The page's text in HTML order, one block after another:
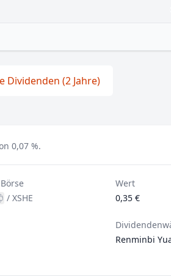
Dividenden (2 Jahre)
0,07 %.
/XSHE
Wert
0,35 €
Renminbi